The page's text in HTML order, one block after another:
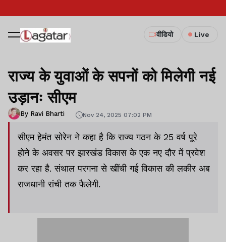
वीडियो Live
राज्य के युवाओं के सपनों को मिलेगी नई
उड़ानः सीएम
By Ravi Bharti Nov 24, 2025 07:02 PM
सीएम हेमंत सोरेन ने कहा है कि राज्य गठन के 25 वर्ष पूरे
होने के अवसर पर झारखंड विकास के एक नए दौर में प्रवेश
कर रहा है. संथाल परगना से खींची गई विकास की लकीर अब
राजधानी रांची तक फैलेगी.